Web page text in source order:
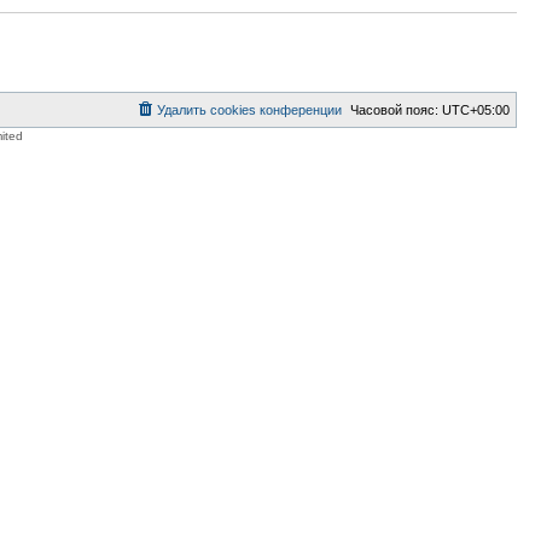
Часовой пояс: UTC+05:00
Удалить cookies конференции